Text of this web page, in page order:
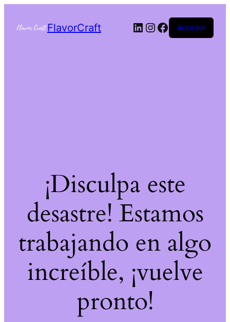
FlavorCraft Acceder
¡Disculpa este
desastre! Estamos
trabajando en algo
increíble, ¡vuelve
pronto!